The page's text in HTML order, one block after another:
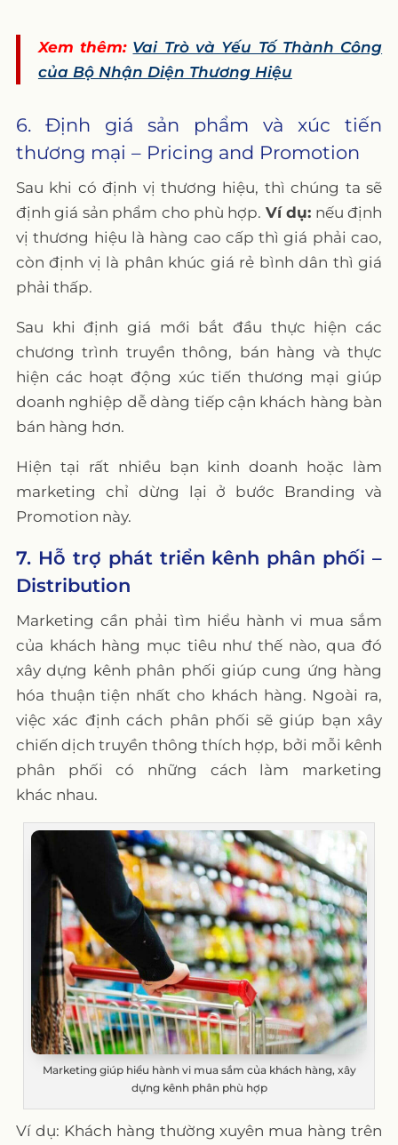
Xem thêm: Vai Trò và Yếu Tố Thành Công
của Bộ Nhận Diện Thương Hiệu
6. Định giá sản phẩm và xúc tiến
thương mại – Pricing and Promotion
Sau khi có định vị thương hiệu, thì chúng ta sẽ
định giá sản phẩm cho phù hợp. Ví dụ: nếu định
vị thương hiệu là hàng cao cấp thì giá phải cao,
còn định vị là phân khúc giá rẻ bình dân thì giá
phải thấp.
Sau khi định giá mới bắt đầu thực hiện các
chương trình truyền thông, bán hàng và thực
hiện các hoạt động xúc tiến thương mại giúp
doanh nghiệp dễ dàng tiếp cận khách hàng bàn
bán hàng hơn.
Hiện tại rất nhiều bạn kinh doanh hoặc làm
marketing chỉ dừng lại ở bước Branding và
Promotion này.
7. Hỗ trợ phát triển kênh phân phối –
Distribution
Marketing cần phải tìm hiểu hành vi mua sắm
của khách hàng mục tiêu như thế nào, qua đó
xây dựng kênh phân phối giúp cung ứng hàng
hóa thuận tiện nhất cho khách hàng. Ngoài ra,
việc xác định cách phân phối sẽ giúp bạn xây
chiến dịch truyền thông thích hợp, bởi mỗi kênh
phân phối có những cách làm marketing
khác nhau.
Marketing giúp hiểu hành vi mua sắm của khách hàng, xây
dựng kênh phân phù hợp
Ví dụ: Khách hàng thường xuyên mua hàng trên